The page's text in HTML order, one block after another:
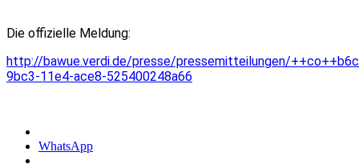
Die offizielle Meldung:
http://bawue.verdi.de/presse/pressemitteilungen/
9bc3-11e4-ace8-525400248a66
WhatsApp